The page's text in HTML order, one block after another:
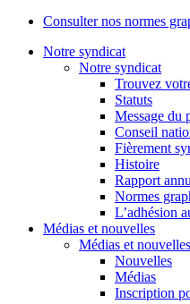
Consulter nos normes
Notre syndicat
Notre syndicat
Trouvez
Statuts
Message du
Conseil
Fièrement
Histoire
Rapport
Normes
L’adhésion
Médias et nouvelles
Médias et nouvelles
Nouvelles
Médias
Inscription